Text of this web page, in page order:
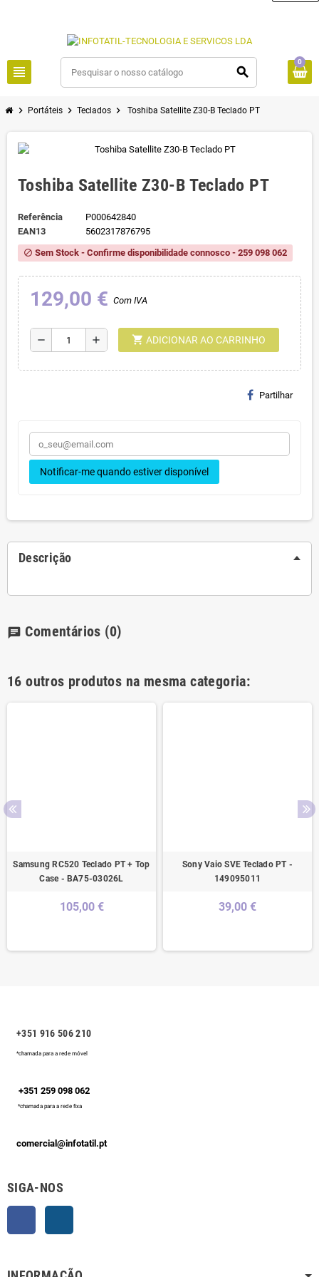
view_headline search
0
chevron_right Portáteis chevron_right Teclados chevron_right Toshiba Satellite Z30-B Teclado PT
Toshiba Satellite Z30-B Teclado PT
Referência
P000642840
EAN13
5602317876795
block Sem Stock - Confirme disponibilidade connosco - 259 098 062
129,00 € Com IVA
remove add shopping_cart ADICIONAR AO CARRINHO
Partilhar
Notificar-me quando estiver disponível
Descrição
chat Comentários (0)
16 outros produtos na mesma categoria:
Samsung RC520 Teclado PT + Top
Case - BA75-03026L
105,00 €
Sony Vaio SVE Teclado PT -
149095011
39,00 €
+351 916 506 210
*chamada para a rede móvel
+351 259 098 062
*chamada para a rede fixa
comercial@infotatil.pt
SIGA-NOS